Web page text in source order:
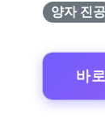
양자 진공
바